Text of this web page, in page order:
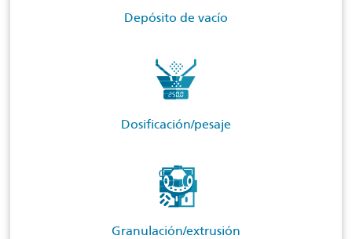
Depósito de vacío
Dosificación/pesaje
Granulación/extrusión